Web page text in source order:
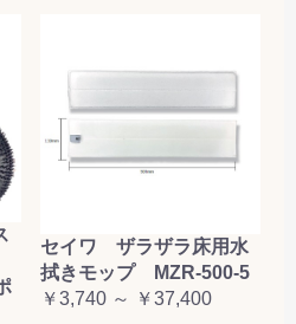
セイワ ザラザラ床用水
拭きモップ MZR-500-5
￥3,740 ～ ￥37,400